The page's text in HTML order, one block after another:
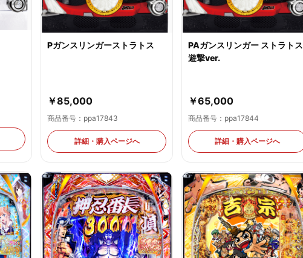
Pガンスリンガーストラトス
￥85,000
商品番号：ppa17843
詳細・購入ページへ
PAガンスリンガー ストラトス
遊撃ver.
￥65,000
商品番号：ppa17844
詳細・購入ページへ